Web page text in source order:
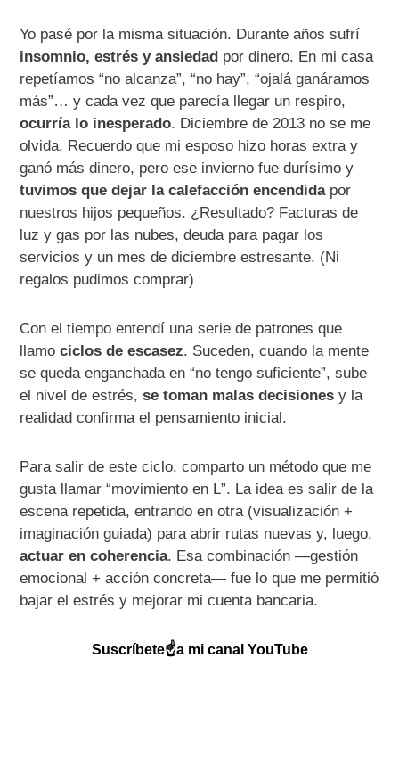
Yo pasé por la misma situación. Durante años sufrí
insomnio, estrés y ansiedad por dinero. En mi casa
repetíamos “no alcanza”, “no hay”, “ojalá ganáramos
más”… y cada vez que parecía llegar un respiro,
ocurría lo inesperado. Diciembre de 2013 no se me
olvida. Recuerdo que mi esposo hizo horas extra y
ganó más dinero, pero ese invierno fue durísimo y
tuvimos que dejar la calefacción encendidapor
nuestros hijos pequeños. ¿Resultado? Facturas de
luz y gas por las nubes, deuda para pagar los
servicios y un mes de diciembre estresante. (Ni
regalos pudimos comprar)
Con el tiempo entendí una serie de patrones que
llamociclos de escasez. Suceden, cuando la mente
se queda enganchada en “no tengo suficiente”, sube
el nivel de estrés,se toman malas decisiones y la
realidad confirma el pensamiento inicial.
Para salir de este ciclo, comparto un método que me
gusta llamar “movimiento en L”. La idea es salir de la
escena repetida, entrando en otra (visualización +
imaginación guiada) para abrir rutas nuevas y, luego,
actuar en coherencia. Esa combinación —gestión
emocional + acción concreta— fue lo que me permitió
bajar el estrés y mejorar mi cuenta bancaria.
Suscríbete☝️a mi canal YouTube